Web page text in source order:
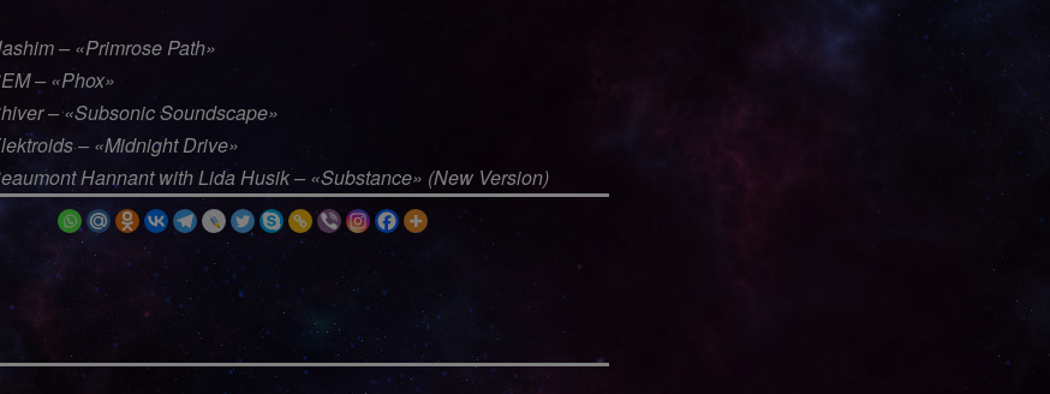
– «Primrose Path»
– «Phox»
– «Subsonic Soundscape»
– «Midnight Drive»
Hannant with Lida Husik – «Substance» (New Version)